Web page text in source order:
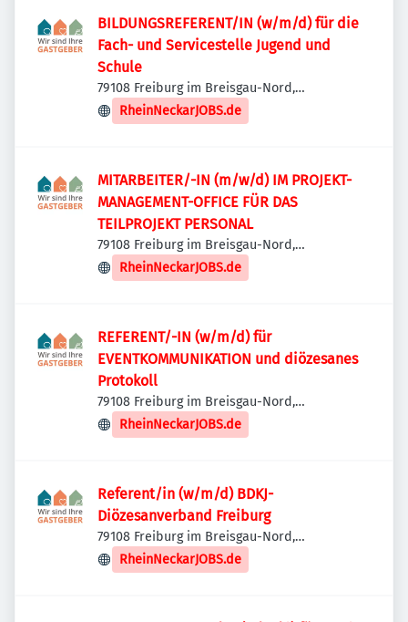
BILDUNGSREFERENT/IN (w/m/d) für die
Fach- und Servicestelle Jugend und
Schule
79108 Freiburg im Breisgau-Nord,
Deutschland
RheinNeckarJOBS.de
MITARBEITER/-IN (m/w/d) IM PROJEKT-
MANAGEMENT-OFFICE FÜR DAS
TEILPROJEKT PERSONAL
79108 Freiburg im Breisgau-Nord,
Deutschland
RheinNeckarJOBS.de
REFERENT/-IN (w/m/d) für
EVENTKOMMUNIKATION und diözesanes
Protokoll
79108 Freiburg im Breisgau-Nord,
Deutschland
RheinNeckarJOBS.de
Referent/in (w/m/d) BDKJ-
Diözesanverband Freiburg
79108 Freiburg im Breisgau-Nord,
Deutschland
RheinNeckarJOBS.de